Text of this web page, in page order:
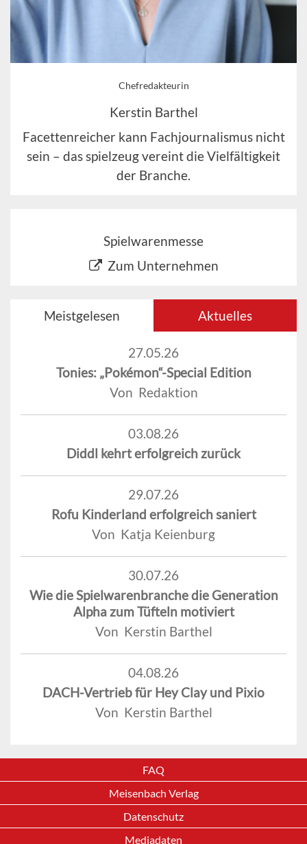
Chefredakteurin
Kerstin Barthel
Facettenreicher kann Fachjournalismus nicht
sein – das spielzeug vereint die Vielfältigkeit
der Branche.
Spielwarenmesse
Zum Unternehmen
Meistgelesen Aktuelles
27.05.26
Tonies: „Pokémon“-Special Edition
Von Redaktion
03.08.26
Diddl kehrt erfolgreich zurück
29.07.26
Rofu Kinderland erfolgreich saniert
Von Katja Keienburg
30.07.26
Wie die Spielwarenbranche die Generation
Alpha zum Tüfteln motiviert
Von Kerstin Barthel
04.08.26
DACH-Vertrieb für Hey Clay und Pixio
Von Kerstin Barthel
FAQ
Meisenbach Verlag
Datenschutz
Mediadaten